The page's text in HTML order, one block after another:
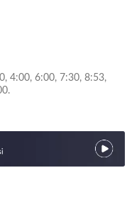
4:00, 6:00, 7:30, 8:53,